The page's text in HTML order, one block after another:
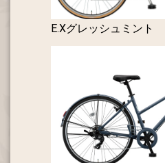
E.Xグレッシュミント